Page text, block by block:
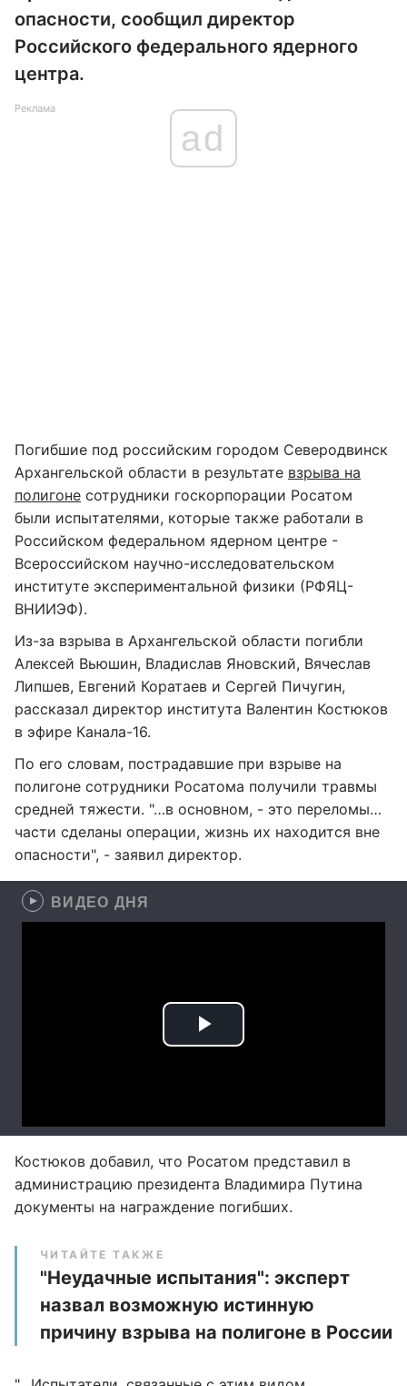
опасности, сообщил директор
Российского федерального ядерного
центра.
Реклама
ad
Погибшие под российским городом Северодвинск
Архангельской области в результате взрыва на
полигоне сотрудники госкорпорации Росатом
были испытателями, которые также работали в
Российском федеральном ядерном центре -
Всероссийском научно-исследовательском
институте экспериментальной физики (РФЯЦ-
ВНИИЭФ).
Из-за взрыва в Архангельской области погибли
Алексей Вьюшин, Владислав Яновский, Вячеслав
Липшев, Евгений Коратаев и Сергей Пичугин,
рассказал директор института Валентин Костюков
в эфире Канала-16.
По его словам, пострадавшие при взрыве на
полигоне сотрудники Росатома получили травмы
средней тяжести. "…в основном, - это переломы…
части сделаны операции, жизнь их находится вне
опасности", - заявил директор.
ВИДЕО ДНЯ
Костюков добавил, что Росатом представил в
администрацию президента Владимира Путина
документы на награждение погибших.
ЧИТАЙТЕ ТАКЖЕ
"Неудачные испытания": эксперт
назвал возможную истинную
причину взрыва на полигоне в России